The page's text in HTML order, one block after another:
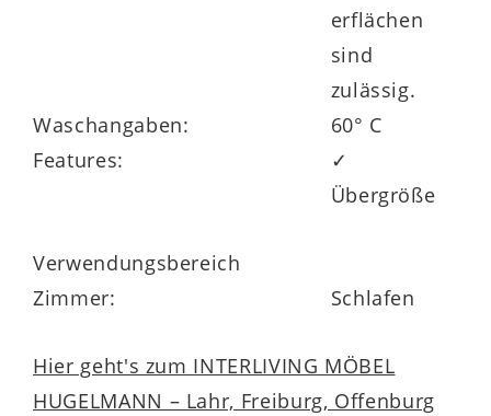
erflächen
sind
zulässig.
Waschangaben:
60° C
Features:
✓
Übergröße
Verwendungsbereich
Zimmer:
Schlafen
Hier geht's zum INTERLIVING MÖBEL
HUGELMANN – Lahr, Freiburg, Offenburg